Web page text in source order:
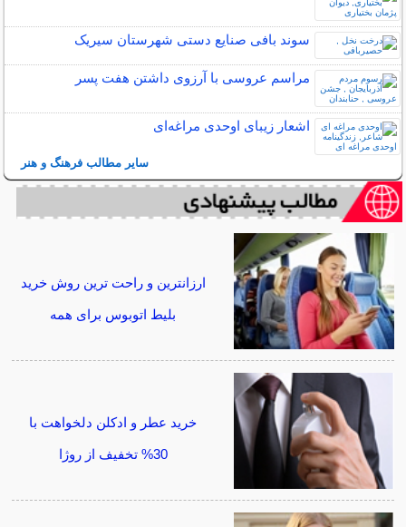
سوند بافی صنایع دستی شهرستان سیریک
مراسم عروسی با آرزوی داشتن هفت پسر
اشعار زیبای اوحدی مراغه‌ای
سایر مطالب فرهنگ و هنر
ارزانترین و راحت ترین روش خرید
بلیط اتوبوس برای همه
خرید عطر و ادکلن دلخواهت با
30% تخفیف از روژا